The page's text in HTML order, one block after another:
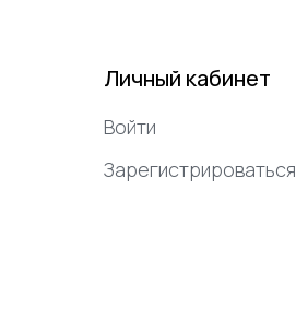
Личный кабинет
Войти
Зарегистрироваться